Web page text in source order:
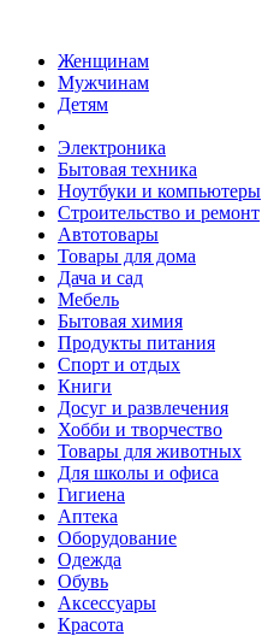
Женщинам
Мужчинам
Детям
Электроника
Бытовая техника
Ноутбуки и компьютеры
Строительство и ремонт
Автотовары
Товары для дома
Дача и сад
Мебель
Бытовая химия
Продукты питания
Спорт и отдых
Книги
Досуг и развлечения
Хобби и творчество
Товары для животных
Для школы и офиса
Гигиена
Аптека
Оборудование
Одежда
Обувь
Аксессуары
Красота